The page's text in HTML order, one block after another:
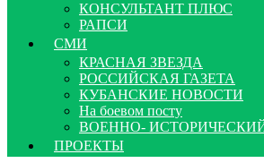
КОНСУЛЬТАНТ ПЛЮС
РАПСИ
СМИ
КРАСНАЯ ЗВЕЗДА
РОССИЙСКАЯ ГАЗЕТА
КУБАНСКИЕ НОВОСТИ
На боевом посту
ВОЕННО-
ПРОЕКТЫ